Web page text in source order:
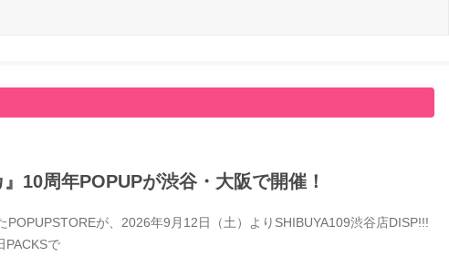
10周年POPUPが渋谷・大阪で開催！
が、2026年9月12日（土）よりSHIBUYA109渋谷店DISP!!!
PACKSで